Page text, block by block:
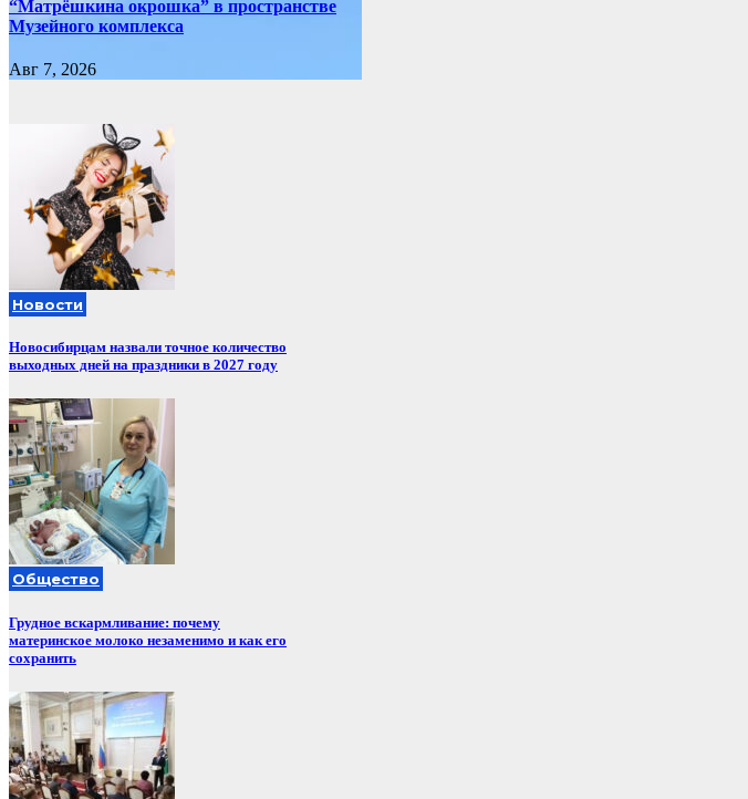
“Матрёшкина окрошка” в пространстве
Музейного комплекса
Авг 7, 2026
Новости
Новосибирцам назвали точное количество
выходных дней на праздники в 2027 году
Общество
Грудное вскармливание: почему
материнское молоко незаменимо и как его
сохранить